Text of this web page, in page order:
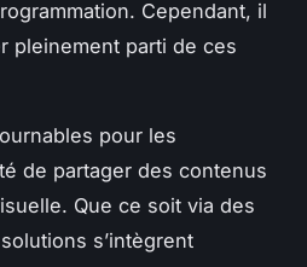
Cependant, il
pleinement parti de ces
pour les
de partager des contenus
Que ce soit via des
s’intègrent